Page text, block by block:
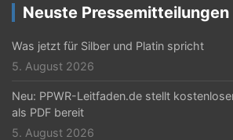
g
a
t
i
o
Neuste Pressemitteilungen
Was jetzt für Silber und Platin spricht
5. August 2026
Neu: PPWR-Leitfaden.de stellt
als PDF bereit
5. August 2026